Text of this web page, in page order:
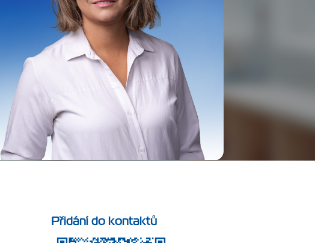
Přidání do kontaktů